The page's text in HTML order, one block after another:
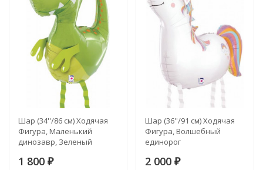
Шар (34''/86 см) Ходячая
Фигура, Маленький
динозавр, Зеленый
1 800 ₽
Шар (36''/91 см) Ходячая
Фигура, Волшебный
единорог
2 000 ₽